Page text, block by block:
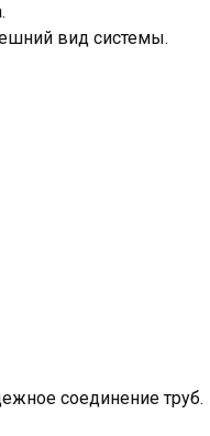
вид системы.
соединение труб.